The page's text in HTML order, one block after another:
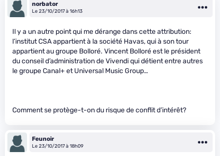
norbator
Le 23/10/2017 à 16h13
Il y a un autre point qui me dérange dans cette attribution:
l’institut CSA appartient à la société Havas, qui à son tour
appartient au groupe Bolloré. Vincent Bolloré est le président
du conseil d’administration de Vivendi qui détient entre autres
le groupe Canal+ et Universal Music Group…
Comment se protège-t-on du risque de conflit d’intérêt?
Feunoir
Le 23/10/2017 à 18h09